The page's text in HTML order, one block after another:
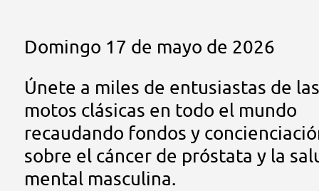
Domingo 17 de mayo de 2026
Únete a miles de entusiastas de las
motos clásicas en todo el mundo
recaudando fondos y
sobre el cáncer de próstata y la
mental masculina.